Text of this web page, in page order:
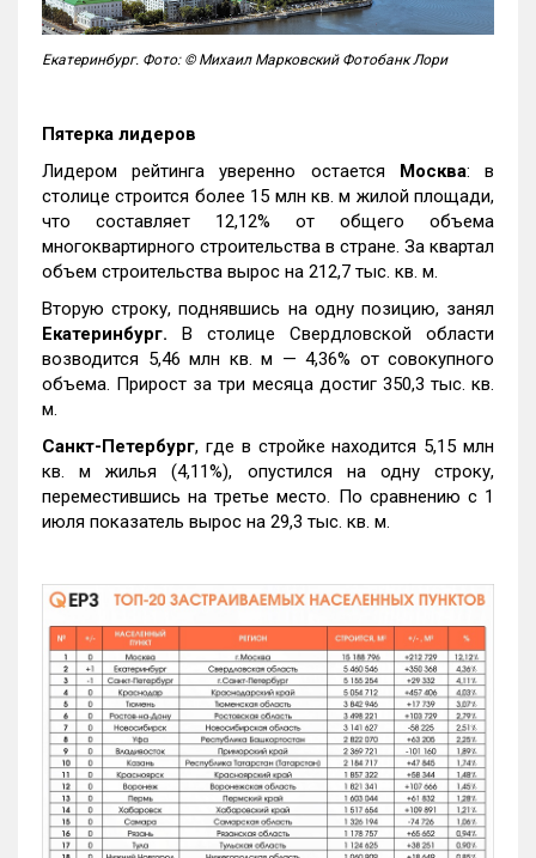
Екатеринбург. Фото: © Михаил Марковский Фотобанк Лори
Пятерка лидеров
Лидером рейтинга уверенно остается Москва: в
столице строится более 15 млн кв. м жилой площади,
что составляет 12,12% от общего объема
многоквартирного строительства в стране. За квартал
объем строительства вырос на 212,7 тыс. кв. м.
Вторую строку, поднявшись на одну позицию, занял
Екатеринбург. В столице Свердловской области
возводится 5,46 млн кв. м — 4,36% от совокупного
объема. Прирост за три месяца достиг 350,3 тыс. кв.
м.
Санкт-Петербург, где в стройке находится 5,15 млн
кв. м жилья (4,11%), опустился на одну строку,
переместившись на третье место. По сравнению с 1
июля показатель вырос на 29,3 тыс. кв. м.